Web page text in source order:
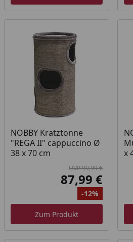
NOBBY Kratztonne
"REGA II" cappuccino Ø
38 x 70 cm
UVP 99,99 €
87,99 €
Rabatt
-12%
Zum Produkt
x